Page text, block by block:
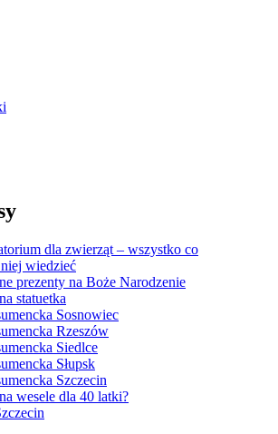
dla zwierząt – wszystko co
wiedzieć
prezenty na Boże Narodzenie
statuetka
Sosnowiec
Rzeszów
Siedlce
Słupsk
Szczecin
wesele dla 40 latki?